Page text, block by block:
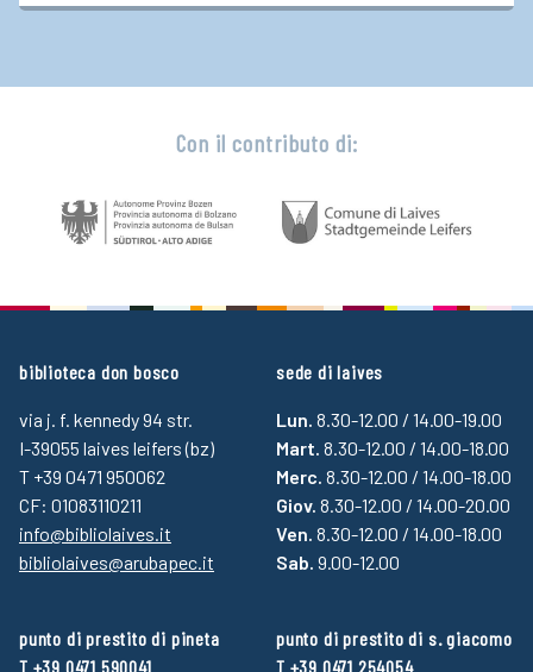
Con il contributo di:
biblioteca don bosco
via j. f. kennedy 94 str.
I-39055 laives leifers (bz)
T +39 0471 950062
CF: 01083110211
info@bibliolaives.it
bibliolaives@arubapec.it
sede di laives
Lun. 8.30-12.00 / 14.00-19.00
Mart. 8.30-12.00 / 14.00-18.00
Merc. 8.30-12.00 / 14.00-18.00
Giov. 8.30-12.00 / 14.00-20.00
Ven. 8.30-12.00 / 14.00-18.00
Sab. 9.00-12.00
punto di prestito di pineta
T +39 0471 590041
punto di prestito di s. giacomo
T +39 0471 254054